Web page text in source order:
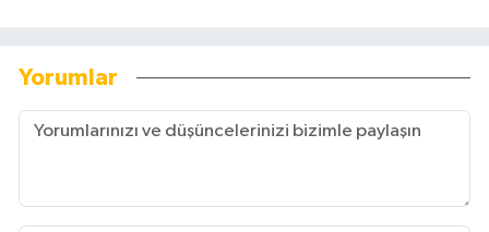
Yorumlar